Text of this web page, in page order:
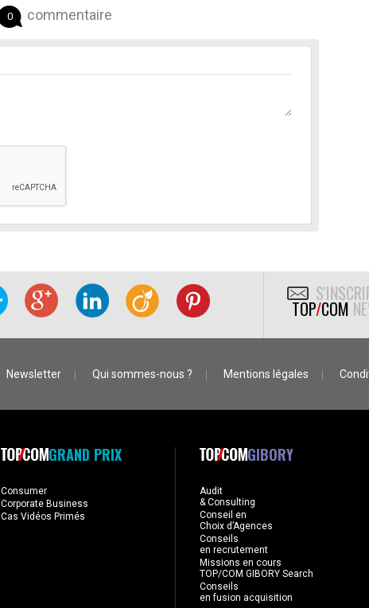
0 commentaire
TOP/COM
Newsletter Qui sommes-nous ? Mentions légales
GRAND PRIX
Consumer
Corporate Business
Cas Vidéos Primés
GIBORY
Audit
& Consulting
Conseil en
Choix d’Agences
Conseils
en recrutement
Missions en cours
TOP/COM GIBORY Search
Conseils
en fusion acquisition